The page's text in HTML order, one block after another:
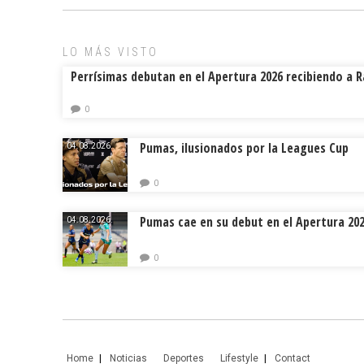
LO MÁS VISTO
Perrísimas debutan en el Apertura 2026 recibiendo a
0
04.08.2026. Pumas, ilusionados por la Leagues Cup
0
04.08.2026. Pumas cae en su debut en el Apertura
0
Home Noticias Deportes Lifestyle Contact